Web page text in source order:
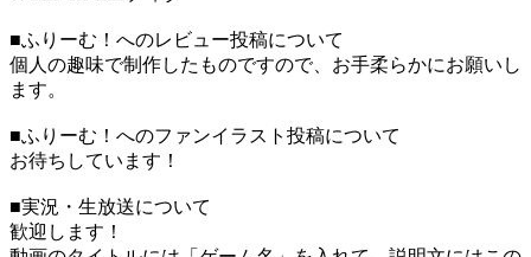
■ふりーむ！へのレビュー投稿について
個人の趣味で制作したものですので、お手柔らかにお願いし
ます。
■ふりーむ！へのファンイラスト投稿について
お待ちしています！
■実況・生放送について
歓迎します！